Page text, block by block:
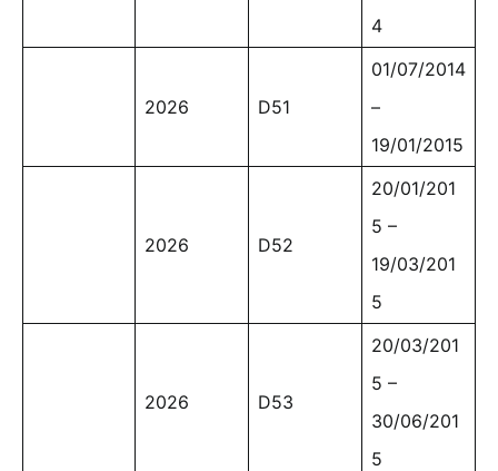
4
2026 D51
01/07/2014
–
19/01/2015
2026 D52
20/01/201
5 –
19/03/201
5
2026 D53
20/03/201
5 –
30/06/201
5